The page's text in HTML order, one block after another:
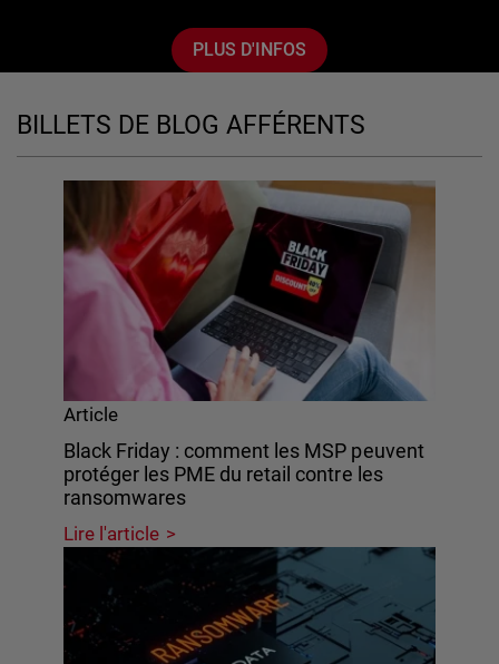
PLUS D'INFOS
BILLETS DE BLOG AFFÉRENTS
Article
Black Friday : comment les MSP peuvent
protéger les PME du retail contre les
ransomwares
Lire l'article